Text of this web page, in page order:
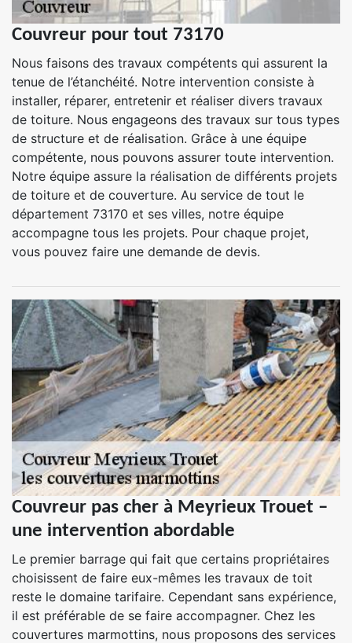
Couvreur pour tout 73170
Nous faisons des travaux compétents qui assurent la
tenue de l’étanchéité. Notre intervention consiste à
installer, réparer, entretenir et réaliser divers travaux
de toiture. Nous engageons des travaux sur tous types
de structure et de réalisation. Grâce à une équipe
compétente, nous pouvons assurer toute intervention.
Notre équipe assure la réalisation de différents projets
de toiture et de couverture. Au service de tout le
département 73170 et ses villes, notre équipe
accompagne tous les projets. Pour chaque projet,
vous pouvez faire une demande de devis.
Couvreur pas cher à Meyrieux Trouet –
une intervention abordable
Le premier barrage qui fait que certains propriétaires
choisissent de faire eux-mêmes les travaux de toit
reste le domaine tarifaire. Cependant sans expérience,
il est préférable de se faire accompagner. Chez les
couvertures marmottins, nous proposons des services